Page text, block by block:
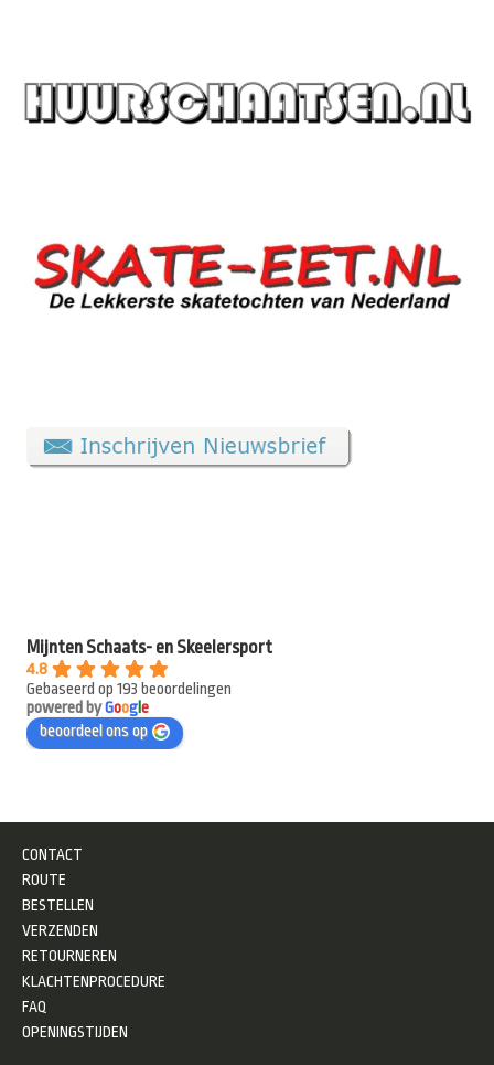
Mijnten Schaats- en Skeelersport
4.8
Gebaseerd op 193 beoordelingen
powered byGooge
beoordeel ons op
CONTACT
ROUTE
BESTELLEN
VERZENDEN
RETOURNEREN
KLACHTENPROCEDURE
FAQ
OPENINGSTIJDEN